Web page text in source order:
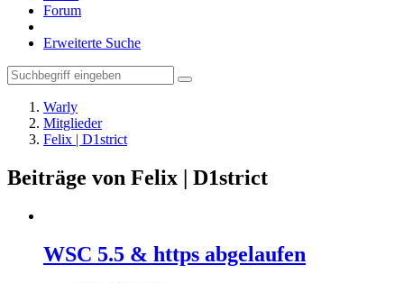
Forum
Erweiterte Suche
Warly
Mitglieder
Felix | D1strict
Beiträge von Felix | D1strict
WSC 5.5 & https abgelaufen